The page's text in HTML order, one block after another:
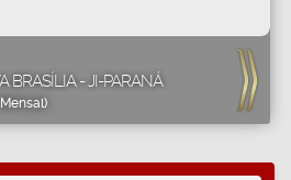
BRASÍLIA - JI-PARANÁ